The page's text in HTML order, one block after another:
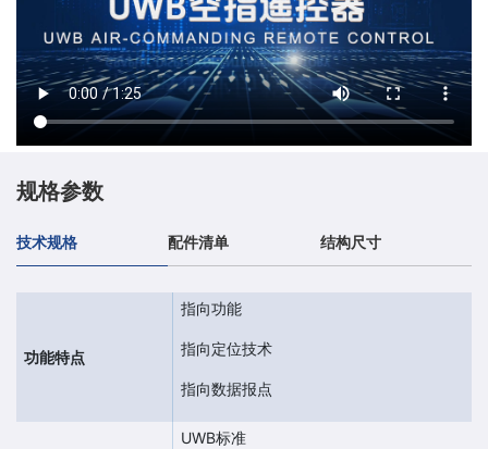
规格参数
技术规格 配件清单 结构尺寸
功能特点
指向功能
指向定位技术
指向数据报点
UWB标准